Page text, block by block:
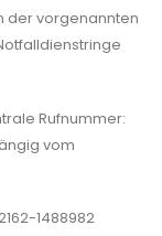
der vorgenannten
Rufnummer:
vom
1488982